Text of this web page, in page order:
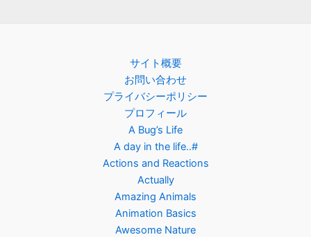
サイト概要
お問い合わせ
プライバシーポリシー
プロフィール
A Bug’s Life
A day in the life..#
Actions and Reactions
Actually
Amazing Animals
Animation Basics
Awesome Nature